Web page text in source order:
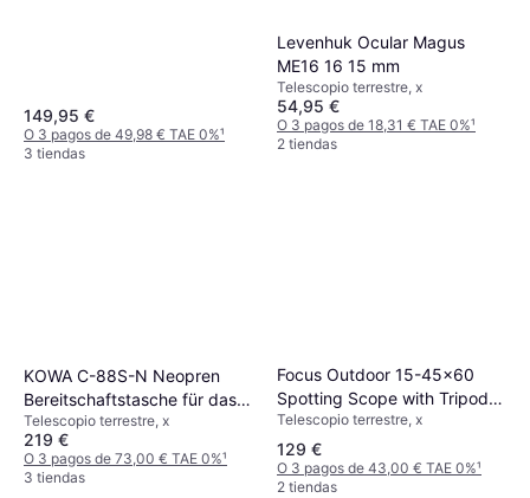
149,95 €
O 3 pagos de 49,98 € TAE 0%¹
3 tiendas
Levenhuk Ocular Magus
ME16 16 15 mm
Telescopio terrestre, x
54,95 €
O 3 pagos de 18,31 € TAE 0%¹
2 tiendas
KOWA C-88S-N Neopren
Bereitschaftstasche für das
TSN-88S Geradeinblick
Telescopio terrestre, x
219 €
O 3 pagos de 73,00 € TAE 0%¹
3 tiendas
Focus Outdoor 15-45x60
Spotting Scope with Tripod
WF3950
Telescopio terrestre, x
129 €
O 3 pagos de 43,00 € TAE 0%¹
2 tiendas